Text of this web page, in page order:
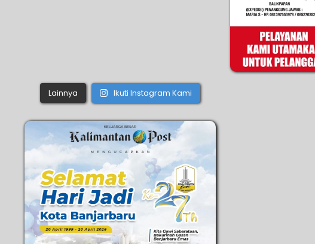
Lainnya Ikuti Instagram Kami